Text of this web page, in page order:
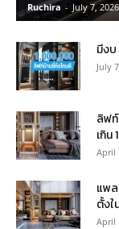
Ruchira - July 7, 2026
มีง
July
ลิฟท์
เกิน
April
แพ
ตั้งใ
April